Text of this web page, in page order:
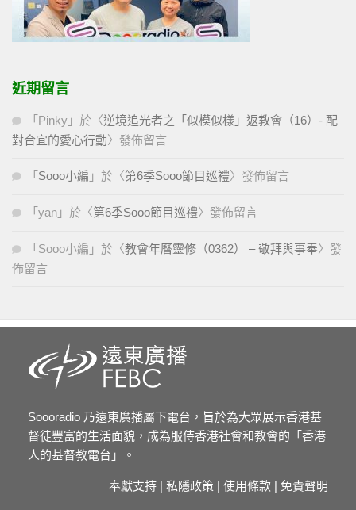
近期留言
「 Pinky 」於〈逆境追光者之「似模似樣」返教會（16）- 配
對合宜的愛心行動〉發佈留言
「 Sooo小編 」於〈第6季Sooo節目巡禮〉發佈留言
「 yan 」於〈第6季Sooo節目巡禮〉發佈留言
「 Sooo小編 」於〈教會年曆靈修（0362） – 敬拜與事奉〉發
佈留言
Soooradio 乃遠東廣播屬下電台，旨於為大眾展示香港基
督徒豐富的生活面貌，成為服侍香港社會和教會的「香港
人的基督教電台」。
奉獻支持 | 私隱政策 | 使用條款 | 免責聲明